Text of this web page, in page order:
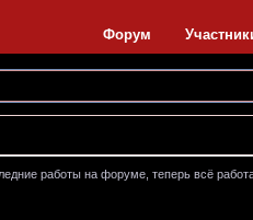
Форум
работы на форуме, теперь всё